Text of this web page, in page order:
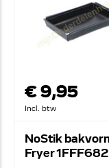
€ 9,95
Incl. btw
NoStik
Fryer 1FFF682